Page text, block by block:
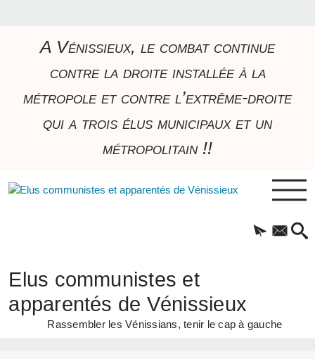
A Vénissieux, le combat continue
contre la droite installée à la
métropole et contre l’extrême-droite
qui a trois élus municipaux et un
métropolitain !!
Elus communistes et
apparentés de Vénissieux
Rassembler les Vénissians, tenir le cap à gauche